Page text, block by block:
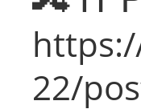
22/